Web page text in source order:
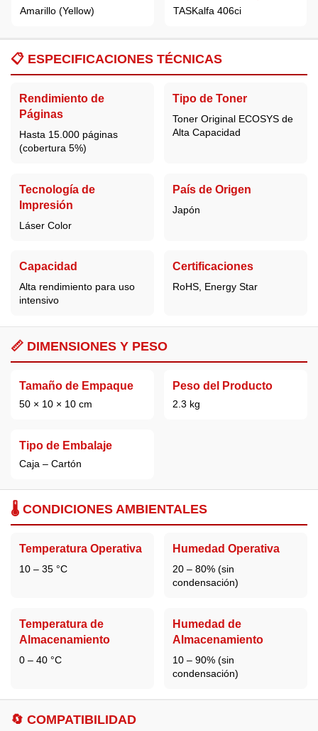
Amarillo (Yellow) TASKalfa 406ci
📋 ESPECIFICACIONES TÉCNICAS
Rendimiento de
Páginas
Hasta 15.000 páginas
(cobertura 5%)
Tipo de Toner
Toner Original ECOSYS de
Alta Capacidad
Tecnología de
Impresión
Láser Color
País de Origen
Japón
Capacidad
Alta rendimiento para uso
intensivo
Certificaciones
RoHS, Energy Star
📏 DIMENSIONES Y PESO
Tamaño de Empaque
50 × 10 × 10 cm
Peso del Producto
2.3 kg
Tipo de Embalaje
Caja – Cartón
🌡️ CONDICIONES AMBIENTALES
Temperatura Operativa
10 – 35 °C
Humedad Operativa
20 – 80% (sin
condensación)
Temperatura de
Almacenamiento
0 – 40 °C
Humedad de
Almacenamiento
10 – 90% (sin
condensación)
🔄 COMPATIBILIDAD